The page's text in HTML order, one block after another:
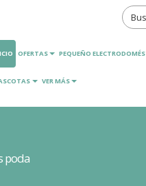
OFERTAS PEQUEÑO
VER MÁS
poda